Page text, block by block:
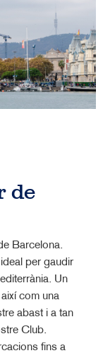
de
Barcelona.
per gaudir
Un
com una
abast i a tan
Club.
fins a